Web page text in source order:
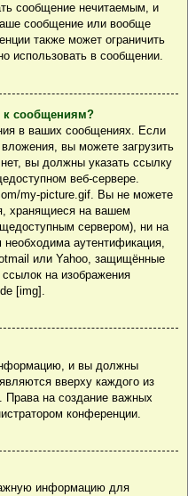
сообщение нечитаемым, и
сообщение или вообще
также может ограничить
использовать в сообщении.
к сообщениям?
в ваших сообщениях. Если
вы можете загрузить
вы должны указать ссылку
веб-сервере.
my-picture.gif. Вы не можете
хранящиеся на вашем
сервером), ни на
аутентификация,
или Yahoo, защищённые
на изображения
[img].
и вы должны
вверху каждого из
на создание важных
конференции.
информацию для